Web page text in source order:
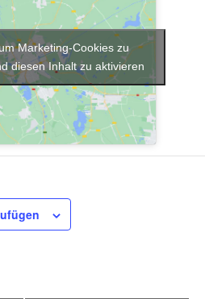
Marketing-Cookies zu
diesen Inhalt zu aktivieren